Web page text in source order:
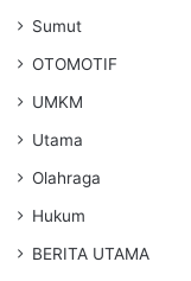
Sumut
OTOMOTIF
UMKM
Utama
Olahraga
Hukum
BERITA UTAMA